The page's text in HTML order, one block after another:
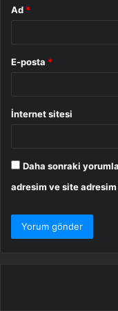
Ad *
E-posta *
İnternet sitesi
Daha sonraki
adresim ve site